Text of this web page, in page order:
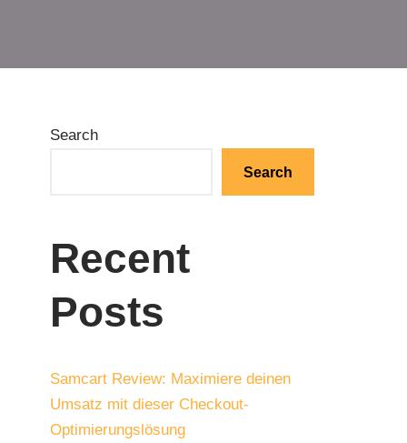
Search
Search
Recent
Posts
Samcart Review: Maximiere deinen
Umsatz mit dieser Checkout-
Optimierungslösung